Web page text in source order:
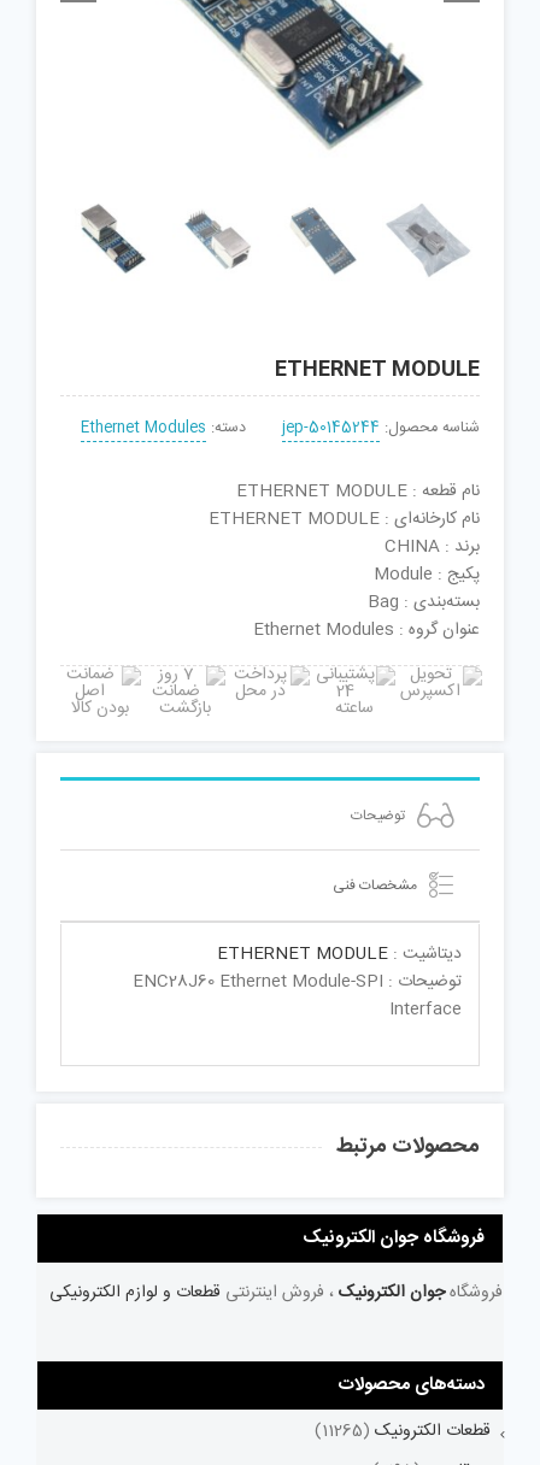
ETHERNET MODULE
شناسه محصول: jep-50145244 دسته: Ethernet Modules
نام قطعه : ETHERNET MODULE
نام کارخانه‌ای : ETHERNET MODULE
برند : CHINA
پکیج : Module
بسته‌بندی : Bag
عنوان گروه : Ethernet Modules
توضیحات
مشخصات فنی
دیتاشیت : ETHERNET MODULE
توضیحات : ENC28J60 Ethernet Module-SPI
Interface
محصولات مرتبط
فروشگاه جوان الکترونیک
فروشگاهجوان الکترونیک ، فروش اینترنتی قطعات و لوازم الکترونیکی
دسته‌های محصولات
قطعات الکترونیک (11265)